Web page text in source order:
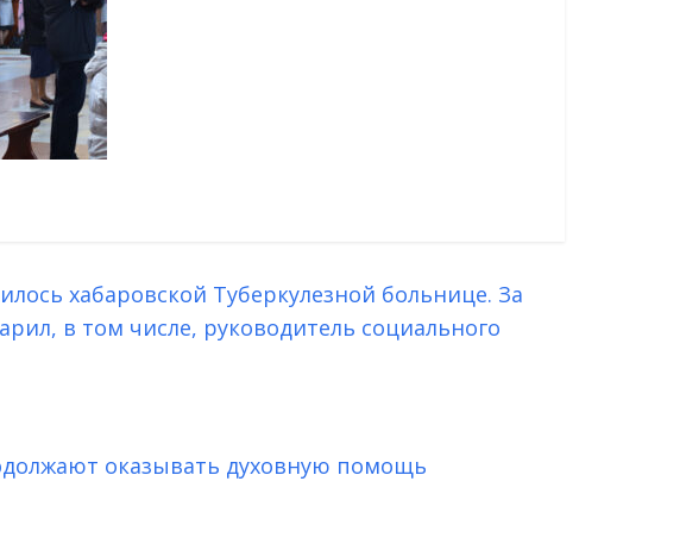
хабаровской Туберкулезной больнице. За
в том числе, руководитель социального
оказывать духовную помощь